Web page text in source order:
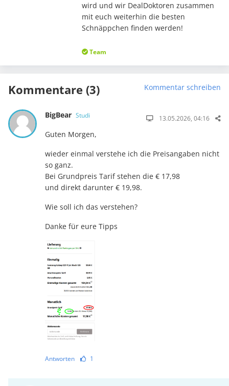
wird und wir DealDoktoren zusammen
mit euch weiterhin die besten
Schnäppchen finden werden!
Team
Kommentare (3) Kommentar schreiben
BigBear Studi 13.05.2026, 04:16
Guten Morgen,
wieder einmal verstehe ich die Preisangaben nicht
so ganz.
Bei Grundpreis Tarif stehen die € 17,98
und direkt darunter € 19,98.
Wie soll ich das verstehen?
Danke für eure Tipps
Antworten 1